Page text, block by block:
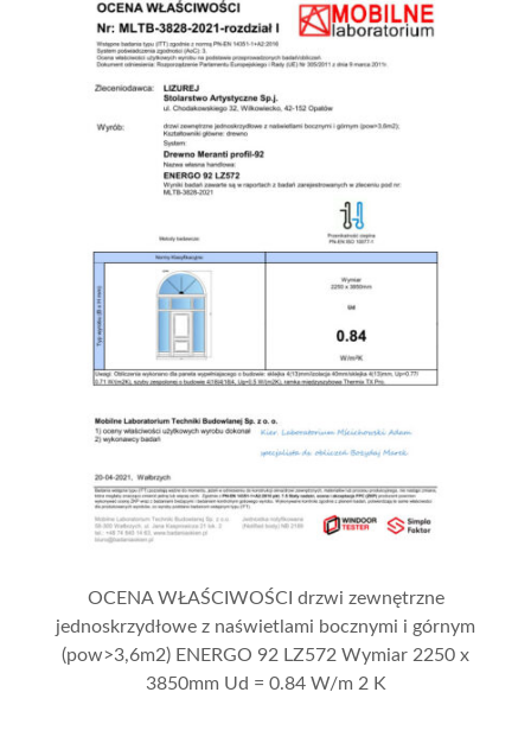
OCENA WŁAŚCIWOŚCI drzwi zewnętrzne
jednoskrzydłowe z naświetlami bocznymi i górnym
(pow>3,6m2) ENERGO 92 LZ572 Wymiar 2250 x
3850mm Ud = 0.84 W/m 2 K